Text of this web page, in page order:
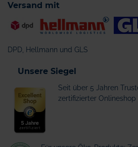
Versand mit
DPD, Hellmann und GLS
Unsere Siegel
Seit über 5 Jahren
zertifizierter